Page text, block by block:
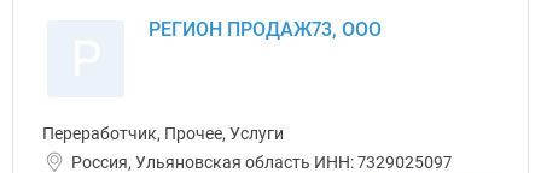
РЕГИОН ПРОДАЖ73, ООО
Переработчик, Прочее, Услуги
Россия, Ульяновская область ИНН: 7329025097